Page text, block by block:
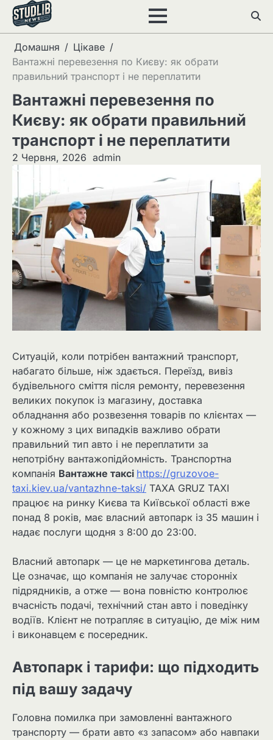
Перейти
вмісту
Домашня
Цікаве
Вантажні перевезення по Києву: як обрати
правильний транспорт і не переплатити
Вантажні перевезення по
Києву: як обрати правильний
транспорт і не переплатити
2 Червня, 2026 admin
Ситуацій, коли потрібен вантажний транспорт,
набагато більше, ніж здається. Переїзд, вивіз
будівельного сміття після ремонту, перевезення
великих покупок із магазину, доставка
обладнання або розвезення товарів по клієнтах —
у кожному з цих випадків важливо обрати
правильний тип авто і не переплатити за
непотрібну вантажопідйомність. Транспортна
компанія Вантажне таксі https://gruzovoe-
taxi.kiev.ua/vantazhne-taksi/ TAXA GRUZ TAXI
працює на ринку Києва та Київської області вже
понад 8 років, має власний автопарк із 35 машин і
надає послуги щодня з 8:00 до 23:00.
Власний автопарк — це не маркетингова деталь.
Це означає, що компанія не залучає сторонніх
підрядників, а отже — вона повністю контролює
вчасність подачі, технічний стан авто і поведінку
водіїв. Клієнт не потрапляє в ситуацію, де між ним
і виконавцем є посередник.
Автопарк і тарифи: що підходить
під вашу задачу
Головна помилка при замовленні вантажного
транспорту — брати авто «з запасом» або навпаки